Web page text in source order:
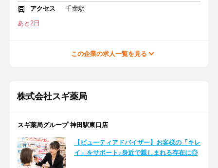
アクセス
千葉駅
あと2日
この企業の求人一覧を見る
株式会社スギ薬局
スギ薬局グループ 神田駅東口店
【ビューティアドバイザー】お客様の「キレ
イ」をサポート♪身近で親しまれる存在に◎